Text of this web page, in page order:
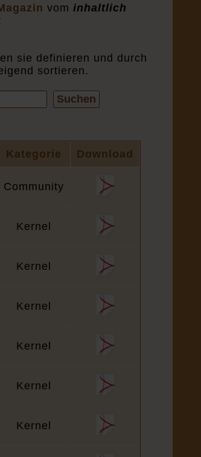
vom inhaltlich
sie definieren und durch
sortieren.
Suchen
Kategorie Download
Community
Kernel
Kernel
Kernel
Kernel
Kernel
Kernel